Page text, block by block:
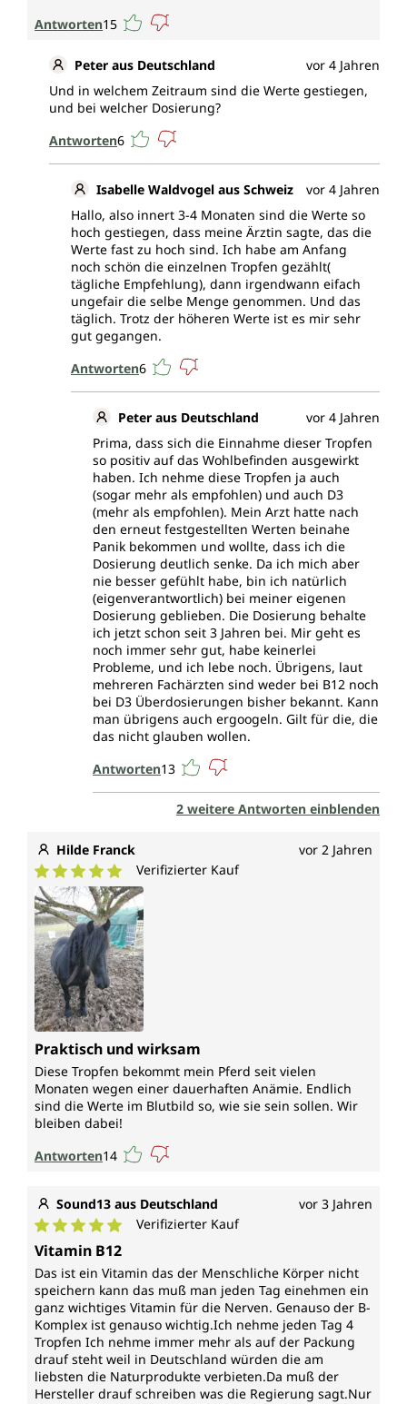
Antworten15
Peter aus Deutschland
vor 4 Jahren
Und in welchem Zeitraum sind die Werte gestiegen,
und bei welcher Dosierung?
Antworten6
Isabelle Waldvogel aus Schweiz
vor 4 Jahren
Hallo, also innert 3-4 Monaten sind die Werte so
hoch gestiegen, dass meine Ärztin sagte, das die
Werte fast zu hoch sind. Ich habe am Anfang
noch schön die einzelnen Tropfen gezählt(
tägliche Empfehlung), dann irgendwann eifach
ungefair die selbe Menge genommen. Und das
täglich. Trotz der höheren Werte ist es mir sehr
gut gegangen.
Antworten6
Peter aus Deutschland
vor 4 Jahren
Prima, dass sich die Einnahme dieser Tropfen
so positiv auf das Wohlbefinden ausgewirkt
haben. Ich nehme diese Tropfen ja auch
(sogar mehr als empfohlen) und auch D3
(mehr als empfohlen). Mein Arzt hatte nach
den erneut festgestellten Werten beinahe
Panik bekommen und wollte, dass ich die
Dosierung deutlich senke. Da ich mich aber
nie besser gefühlt habe, bin ich natürlich
(eigenverantwortlich) bei meiner eigenen
Dosierung geblieben. Die Dosierung behalte
ich jetzt schon seit 3 Jahren bei. Mir geht es
noch immer sehr gut, habe keinerlei
Probleme, und ich lebe noch. Übrigens, laut
mehreren Fachärzten sind weder bei B12 noch
bei D3 Überdosierungen bisher bekannt. Kann
man übrigens auch ergoogeln. Gilt für die, die
das nicht glauben wollen.
Antworten13
2 weitere Antworten einblenden
Hilde Franck vor 2 Jahren
Durchschnittliche Bewertung von 5 von 5 Sternen
Verifizierter Kauf
Praktisch und wirksam
Diese Tropfen bekommt mein Pferd seit vielen
Monaten wegen einer dauerhaften Anämie. Endlich
sind die Werte im Blutbild so, wie sie sein sollen. Wir
bleiben dabei!
Antworten14
Sound13 aus Deutschland vor 3 Jahren
Durchschnittliche Bewertung von 5 von 5 Sternen
Verifizierter Kauf
Vitamin B12
Das ist ein Vitamin das der Menschliche Körper nicht
speichern kann das muß man jeden Tag einehmen ein
ganz wichtiges Vitamin für die Nerven. Genauso der B-
Komplex ist genauso wichtig.Ich nehme jeden Tag 4
Tropfen Ich nehme immer mehr als auf der Packung
drauf steht weil in Deutschland würden die am
liebsten die Naturprodukte verbieten.Da muß der
Hersteller drauf schreiben was die Regierung sagt.Nur